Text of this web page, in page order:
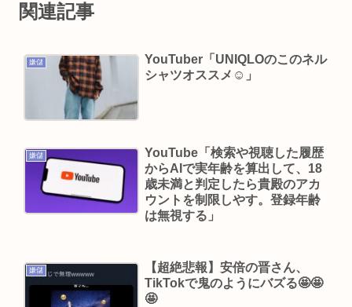
あのちゃんさん、完全に許される 何で燃えたか忘
愛知県最強のスーパー、満場一致で決まる
『スパイダーマン:ブランドニューデイ』が興行収
入2622億円に到達！2週目も好調に推移へ
発売48年で初の箱縮小 メーカー「CO2も1067トン
削減できます笑」
ジャンポケ斎藤、懲役7年求刑の翌週にバームクー
ヘン手渡し販売、反省の色なしとX民に批判される
も隠してたんやが
5人産んだ辻希美 2人に病気があることを告白 その
関連記事
嫌儲
YouTuber「UNIQLOのこのネル
シャツオススメ☺」
嫌儲
YouTube「検索や視聴した履歴
からAIで実年齢を算出して、18
歳未満と判定したら貴殿のアカ
ウントを制限しやす。登録年齢
は無視する」
嫌儲
【超絶悲報】安倍の晋さん、
TikTokで鬼のようにバズる🤩🤩
🤩